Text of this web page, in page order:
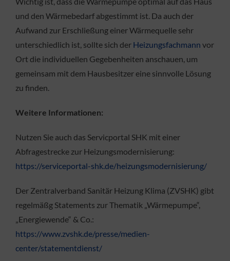
und den Wärmebedarf abgestimmt ist. Da auch der
Aufwand zur Erschließung einer Wärmequelle sehr
unterschiedlich ist, sollte sich der Heizungsfachmann vor
Ort die individuellen Gegebenheiten anschauen, um
gemeinsam mit dem Hausbesitzer eine sinnvolle Lösung
zu finden.
Weitere Informationen:
Nutzen Sie auch das Servicportal SHK mit einer
Abfragestrecke zur Heizungsmodernisierung:
https://serviceportal-shk.de/heizungsmodernisierung/
Der Zentralverband Sanitär Heizung Klima (ZVSHK) gibt
regelmäßg Statements zur Thematik „Wärmepumpe“,
„Energiewende“ & Co.:
https://www.zvshk.de/presse/medien-
center/statementdienst/